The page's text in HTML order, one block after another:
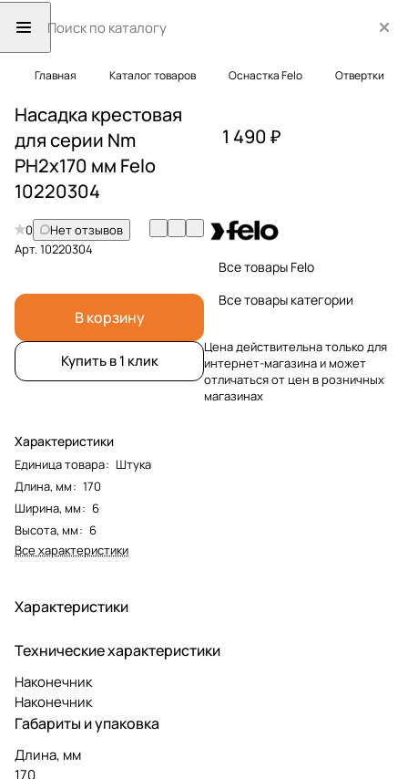
Главная Каталог товаров Оснастка Felo Отвертки
Насадка крестовая
для серии Nm
PH2x170 мм Felo
10220304
0
Нет отзывов
Арт.10220304
В корзину
Купить в 1 клик
Характеристики
Единица товара: Штука
Длина, мм: 170
Ширина, мм: 6
Высота, мм: 6
Все характеристики
1 490 ₽
Все товары Felo
Все товары категории
Цена действительна только для
интернет-магазина и может
отличаться от цен в розничных
магазинах
Характеристики
Технические характеристики
Наконечник
Наконечник
Габариты и упаковка
Длина, мм
170